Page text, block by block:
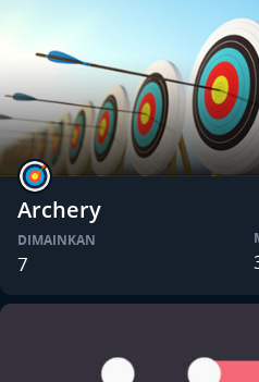
Archery
DIMAINKAN
7